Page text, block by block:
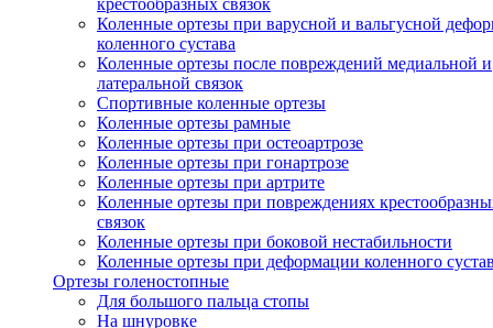
крестообразных связок
Коленные ортезы при варусной и вальгусной
коленного сустава
Коленные ортезы после повреждений медиальной и
латеральной связок
Спортивные коленные ортезы
Коленные ортезы рамные
Коленные ортезы при остеоартрозе
Коленные ортезы при гонартрозе
Коленные ортезы при артрите
Коленные ортезы при повреждениях
связок
Коленные ортезы при боковой нестабильности
Коленные ортезы при деформации коленного
Ортезы голеностопные
Для большого пальца стопы
На шнуровке